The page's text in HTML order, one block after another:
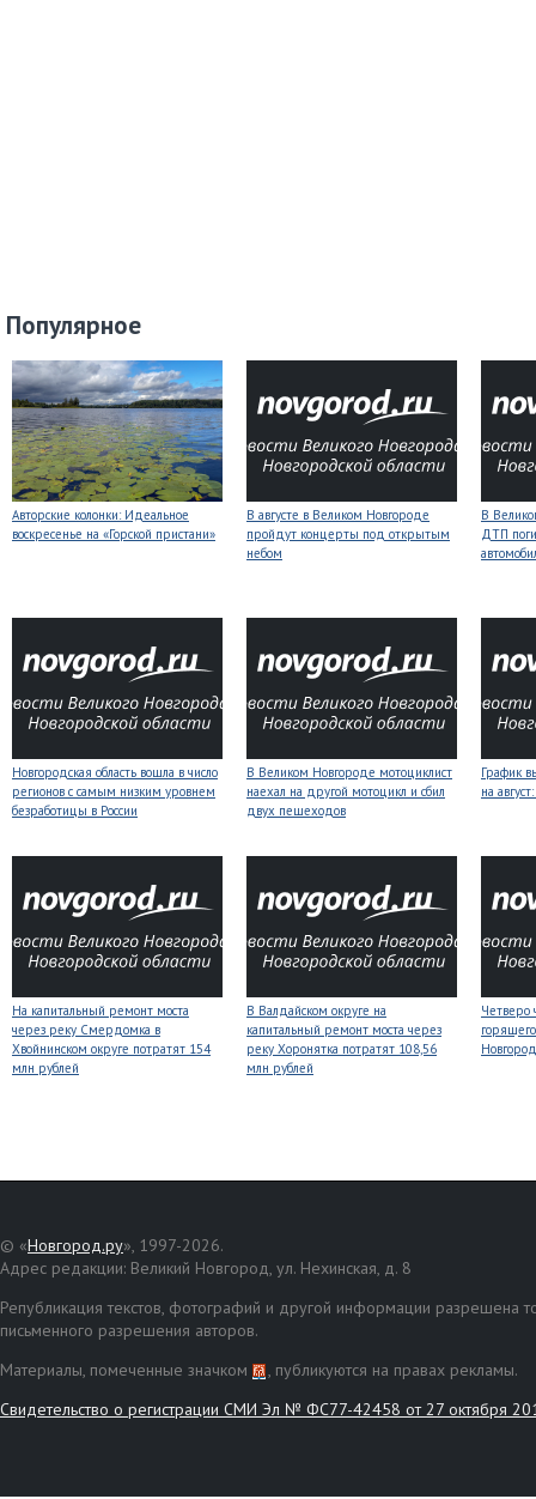
Популярное
Авторские колонки: Идеальное
воскресенье на «Горской пристани»
В августе в Великом Новгороде
пройдут концерты под открытым
небом
В
ДТП
Новгородская область вошла в число
регионов с самым низким уровнем
безработицы в России
В Великом Новгороде мотоциклист
наехал на другой мотоцикл и сбил
двух пешеходов
График
на
На капитальный ремонт моста
через реку Смердомка в
Хвойнинском округе потратят 154
млн рублей
В Валдайском округе на
капитальный ремонт моста через
реку Хоронятка потратят 108,56
млн рублей
Четверо
© «Новгород.ру», 1997-2026.
Адрес редакции: Великий Новгород, ул. Нехинская, д. 8
Републикация текстов, фотографий и другой информации разрешена
письменного разрешения авторов.
Материалы, помеченные значком
, публикуются на правах рекламы.
Свидетельство о регистрации СМИ Эл № ФС77-42458 от 27 октября